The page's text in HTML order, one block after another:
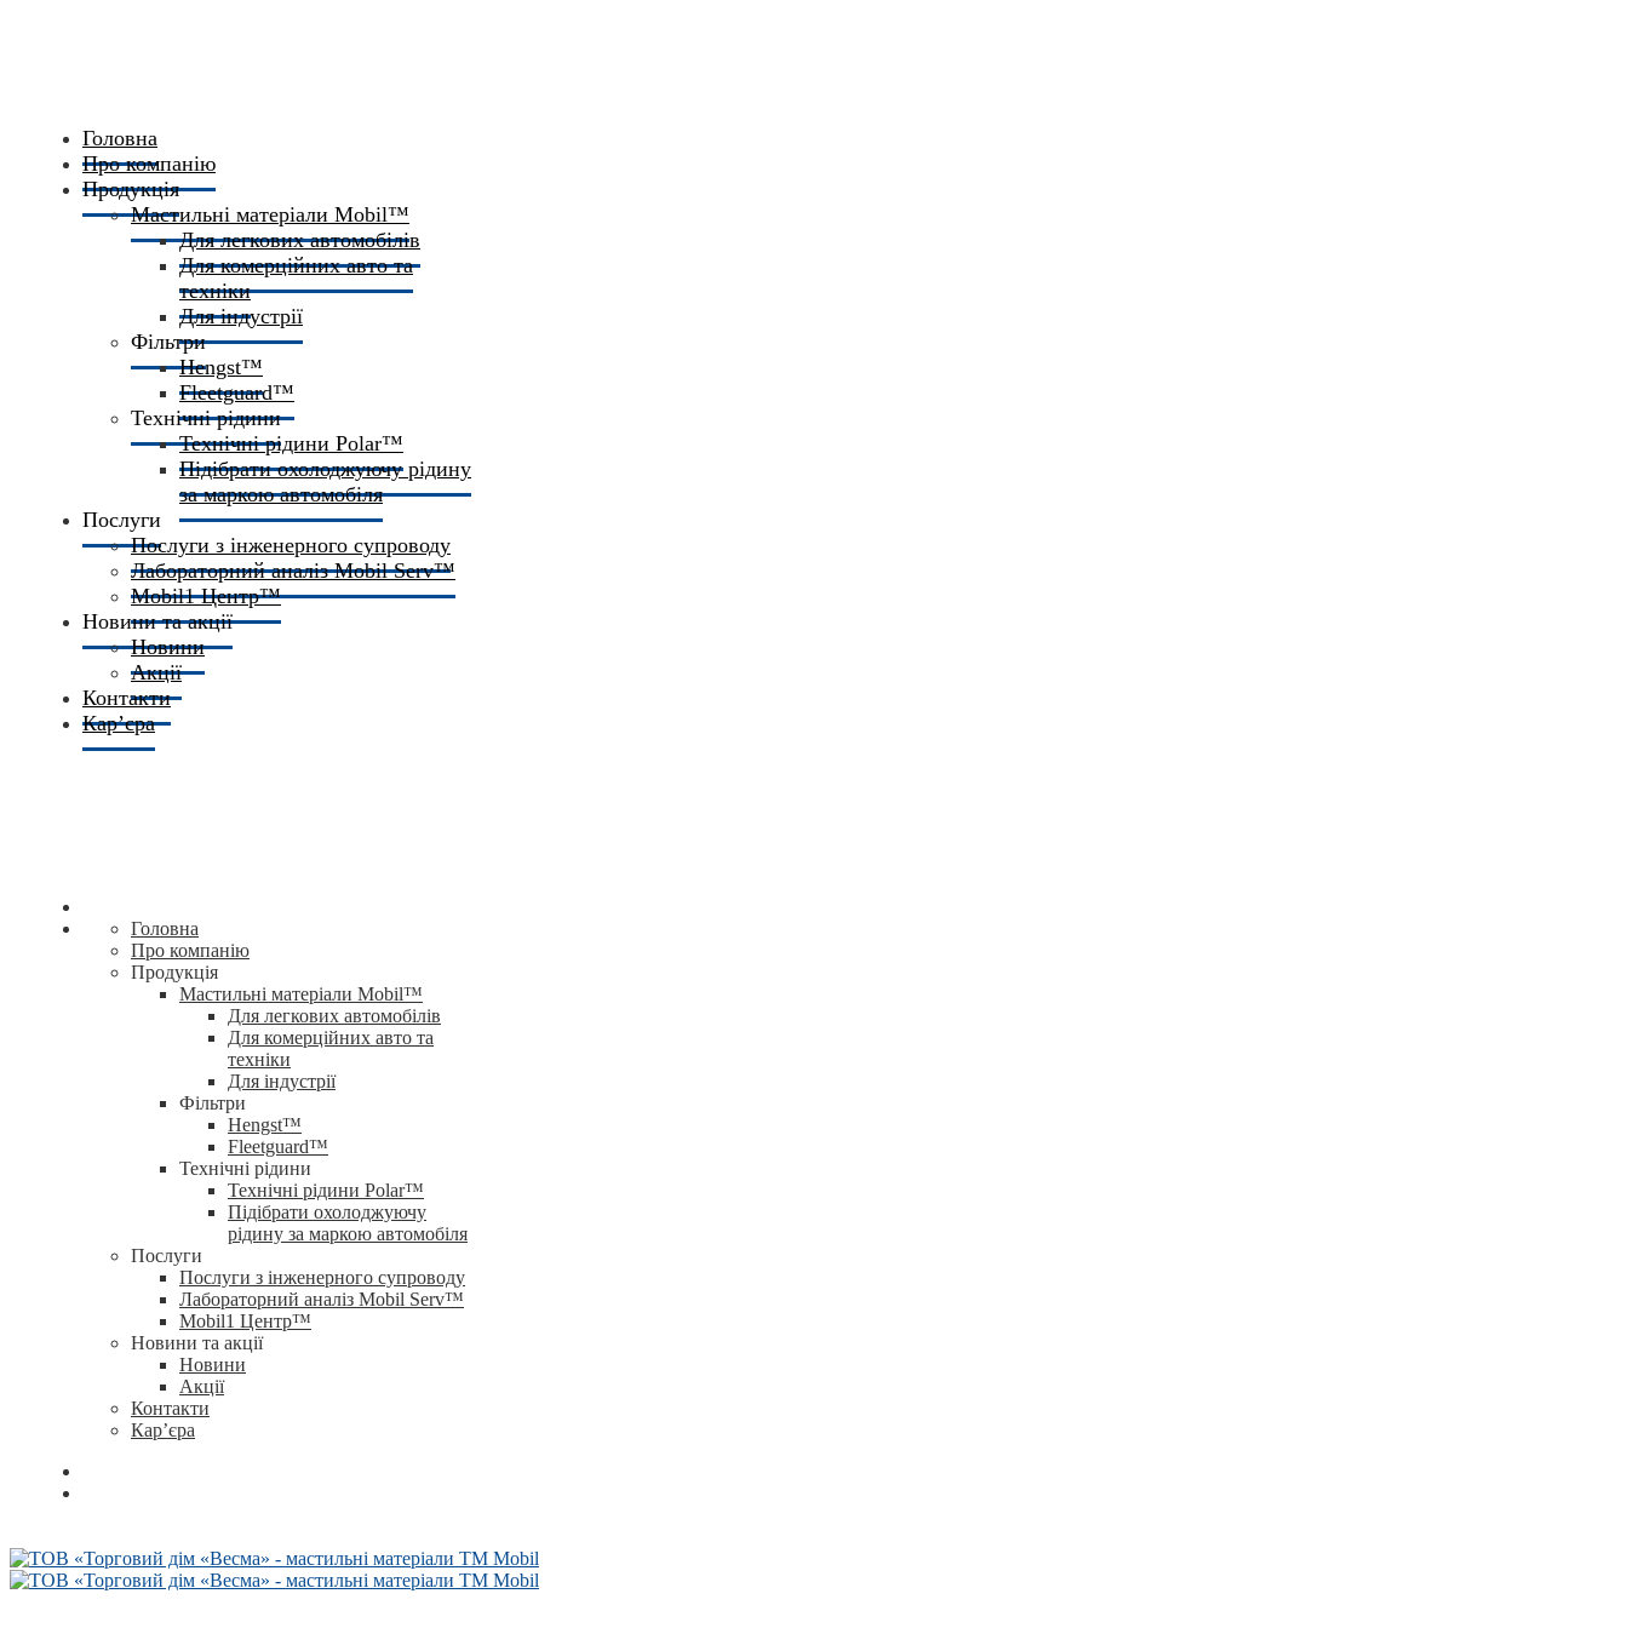
Головна
Про компанію
Продукція
Мастильні матеріали Mobil™
Для легкових автомобілів
Для комерційних авто та
техніки
Для індустрії
Фільтри
Hengst™
Fleetguard™
Технічні рідини
Технічні рідини Polar™
Підібрати охолоджуючу рідину
за маркою автомобіля
Послуги
Послуги з інженерного супроводу
Лабораторний аналіз Mobil Serv™
Mobil1 Центр™​
Новини та акції
Новини
Акції
Контакти
Кар’єра
Головна
Про компанію
Продукція
Мастильні матеріали Mobil™
Для легкових автомобілів
Для комерційних авто та
техніки
Для індустрії
Фільтри
Hengst™
Fleetguard™
Технічні рідини
Технічні рідини Polar™
Підібрати охолоджуючу
рідину за маркою автомобіля
Послуги
Послуги з інженерного супроводу
Лабораторний аналіз Mobil Serv™
Mobil1 Центр™​
Новини та акції
Новини
Акції
Контакти
Кар’єра